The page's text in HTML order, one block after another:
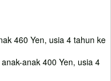
460 Yen, usia 4 tahun ke
anak 400 Yen, usia 4